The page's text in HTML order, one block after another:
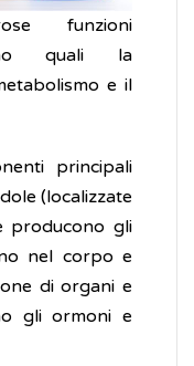
funzioni
quali la
e il
principali
(localizzate
producono gli
nel corpo e
di organi e
gli ormoni e